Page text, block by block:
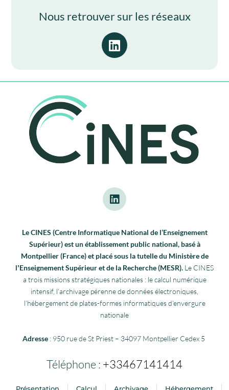
Nous retrouver sur les réseaux
Le CINES (Centre Informatique National de l’Enseignement
Supérieur) est un établissement public national, basé à
Montpellier (France) et placé sous la tutelle du Ministère de
lʼEnseignement Supérieur et de la Recherche (MESR). Le CINES
a trois missions stratégiques nationales : le calcul numérique
intensif, l’archivage pérenne de données électroniques,
l’hébergement de plates-formes informatiques d’envergure
nationale
Adresse : 950 rue de St Priest – 34097 Montpellier Cedex 5
Téléphone : +33467141414
Présentation Calcul Archivage Hébergement